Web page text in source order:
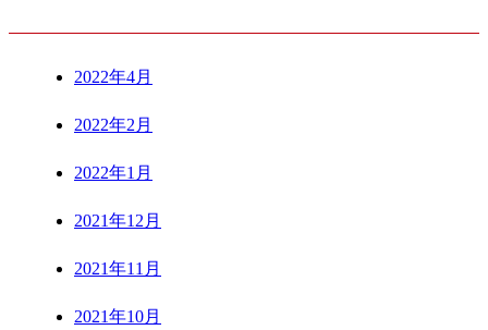
2022年4月
2022年2月
2022年1月
2021年12月
2021年11月
2021年10月